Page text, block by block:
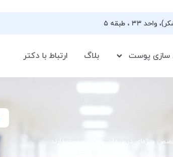
سازی پوست بلاگ ارتباط با دکتر
ویژه‌ای در درمان جوش صورت دارند